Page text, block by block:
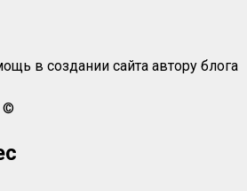
в создании сайта автору блога
©